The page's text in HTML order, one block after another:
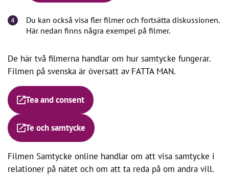
Du kan också visa fler filmer och fortsätta diskussionen.
Här nedan finns några exempel på filmer.
De här två filmerna handlar om hur samtycke fungerar.
Filmen på svenska är översatt av FATTA MAN.
Tea and consent
Te och samtycke
Filmen Samtycke online handlar om att visa samtycke i
relationer på nätet och om att ta reda på om andra vill.